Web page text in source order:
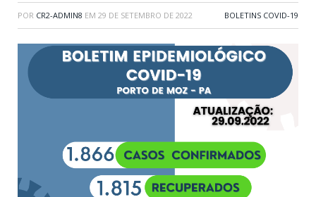
POR CR2-ADMIN8 EM 29 DE SETEMBRO DE 2022 BOLETINS COVID-19